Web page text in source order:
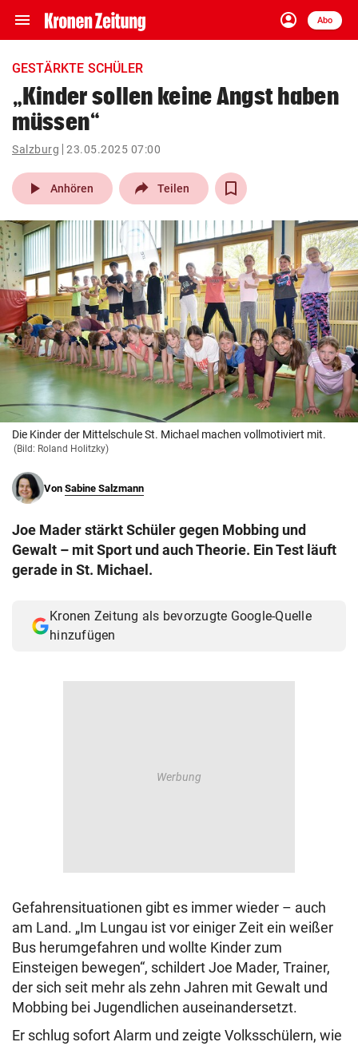
menu Navigation
ein-/ausklappen
account_circle
Anmelden
Abo
close Schließen
account_circle Anmelden
pin_drop
Wien arrow_right
bookmark
search
Suchbegriff
eingeben
© Krone Multimedia GmbH & Co KG 2026
Muthgasse 2, 1190 Wien
GESTÄRKTE SCHÜLER
„Kinder sollen keine Angst haben
müssen“
Salzburg 23.05.2025 07:00
play_arrow Anhören Teilen
Die Kinder der Mittelschule St. Michael machen vollmotiviert mit.
(Bild: Roland Holitzky)
Von Sabine Salzmann
Joe Mader stärkt Schüler gegen Mobbing und
Gewalt – mit Sport und auch Theorie. Ein Test läuft
gerade in St. Michael.
Kronen Zeitung als bevorzugte Google-Quelle
hinzufügen
Gefahrensituationen gibt es immer wieder – auch
am Land. „Im Lungau ist vor einiger Zeit ein weißer
Bus herumgefahren und wollte Kinder zum
Einsteigen bewegen“, schildert Joe Mader, Trainer,
der sich seit mehr als zehn Jahren mit Gewalt und
Mobbing bei Jugendlichen auseinandersetzt.
Er schlug sofort Alarm und zeigte Volksschülern, wie